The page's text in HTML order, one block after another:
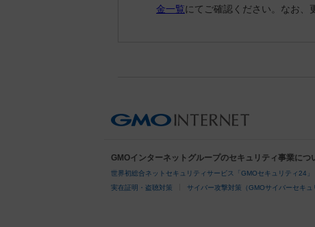
金一覧にてご確認ください。なお、
GMOインターネットグループのセキュリティ事業につ
世界初総合ネットセキュリティサービス「GMOセキュリティ24」
実在証明・盗聴対策 サイバー攻撃対策（GMOサイバーセキュ